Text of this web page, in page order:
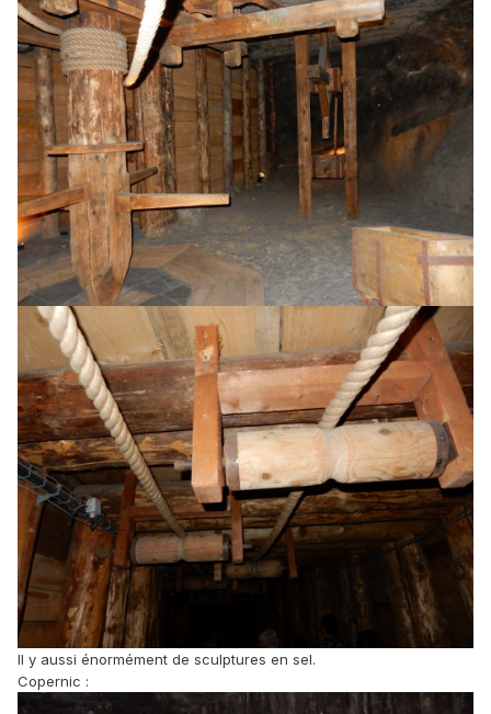
Il y aussi énormément de sculptures en sel.
Copernic :